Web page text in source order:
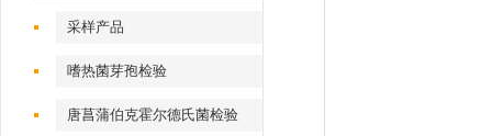
采样产品
嗜热菌芽孢检验
唐菖蒲伯克霍尔德氏菌检验